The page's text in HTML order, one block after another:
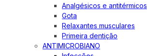
Analgésicos e antitérmicos
Gota
Relaxantes musculares
Primeira dentição
ANTIMICROBIANO